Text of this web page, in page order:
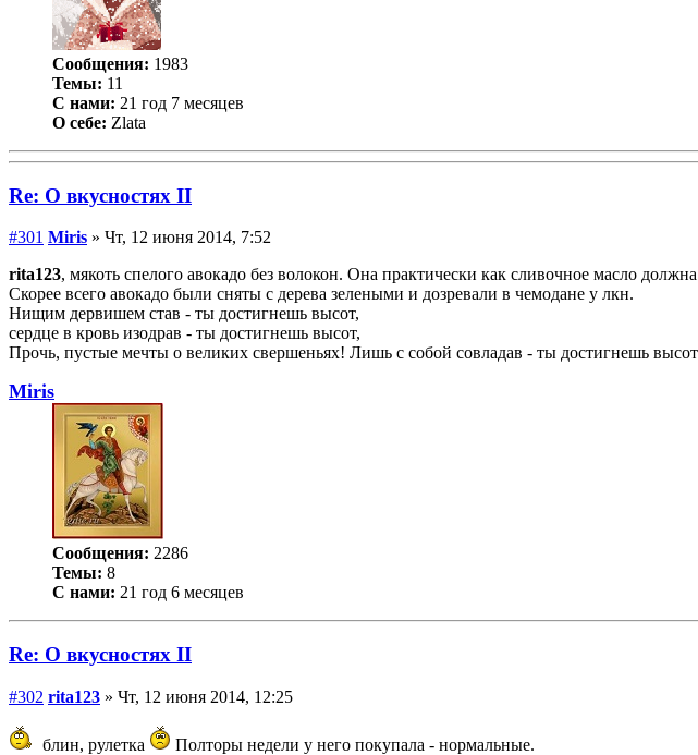
Сообщения: 1983
Темы: 11
С нами: 21 год 7 месяцев
О себе: Zlata
Re: О вкусностях II
#301 Miris » Чт, 12 июня 2014, 7:52
rita123, мякоть спелого авокадо без волокон. Она практически как сливочное масло
Скорее всего авокадо были сняты с дерева зелеными и дозревали в чемодане у лкн.
Нищим дервишем став - ты достигнешь высот,
сердце в кровь изодрав - ты достигнешь высот,
Прочь, пустые мечты о великих свершеньях! Лишь с собой совладав - ты достигнешь
Miris
Сообщения: 2286
Темы: 8
С нами: 21 год 6 месяцев
Re: О вкусностях II
#302 rita123 » Чт, 12 июня 2014, 12:25
блин, рулетка Полторы недели у него покупала - нормальные.